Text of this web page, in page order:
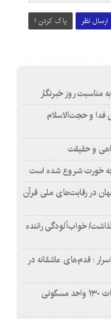
ارسال نظر پاک کردن !
مناسبت روز خبرنگار
فدا و حجت‌الاسلام
و حقیقت
خورت شروع شده است
در رقابت‌های ملی قرآن
۴ فوتی برجا گذاشت/ خواب‌آلودگی راننده
: قدم‌های عاشقانه در
بازآفرینی محله همت‌آباد اصفهان با احداث ۱۳۰ واحد مسکونی